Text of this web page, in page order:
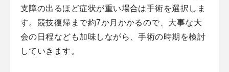
支障の出るほど症状が重い場合は手術を選択しま
す。競技復帰まで約7か月かかるので、大事な大
会の日程なども加味しながら、手術の時期を検討
していきます。